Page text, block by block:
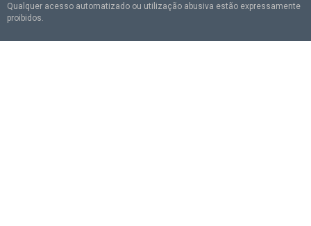
Qualquer acesso automatizado ou utilização abusiva estão expressamente
proibidos.